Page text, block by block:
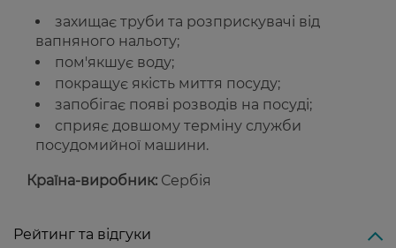
захищає труби та розприскувачі від
вапняного нальоту;
пом'якшує воду;
покращує якість миття посуду;
запобігає появі розводів на посуді;
сприяє довшому терміну служби
посудомийної машини.
Країна-виробник: Сербія
Рейтинг та відгуки